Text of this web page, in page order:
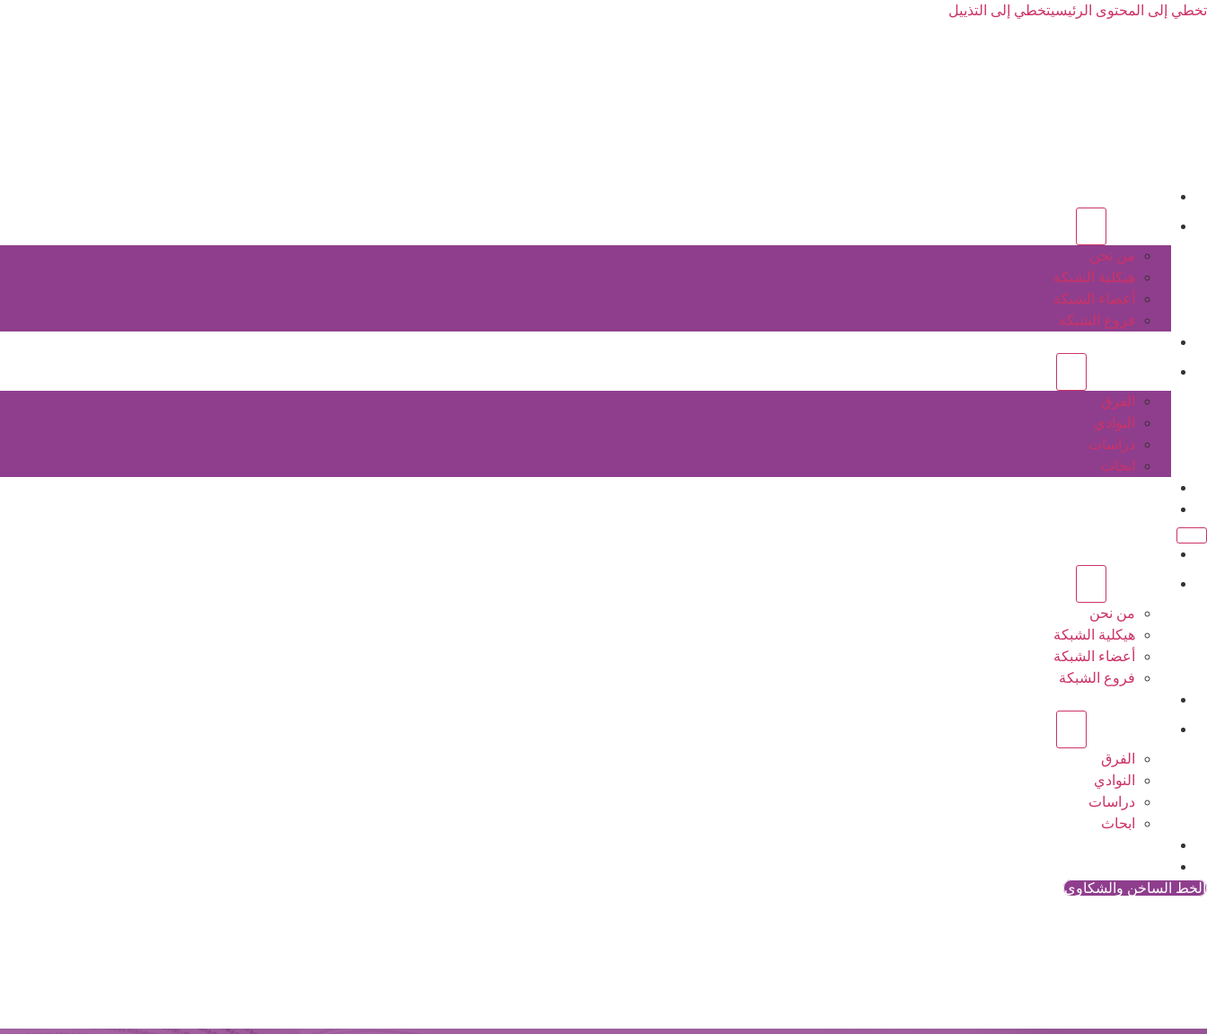
تخطي إلى المحتوى الرئيسيتخطي إلى التذييل
من نحن
هيكلية الشبكة
أعضاء الشبكة
فروع الشبكة
الفرق
النوادي
دراسات
ابحاث
من نحن
هيكلية الشبكة
أعضاء الشبكة
فروع الشبكة
الفرق
النوادي
دراسات
ابحاث
الخط الساخن والشكاوي